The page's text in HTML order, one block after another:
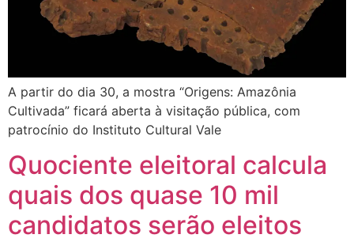
A partir do dia 30, a mostra “Origens: Amazônia
Cultivada” ficará aberta à visitação pública, com
patrocínio do Instituto Cultural Vale
Quociente eleitoral calcula
quais dos quase 10 mil
candidatos serão eleitos